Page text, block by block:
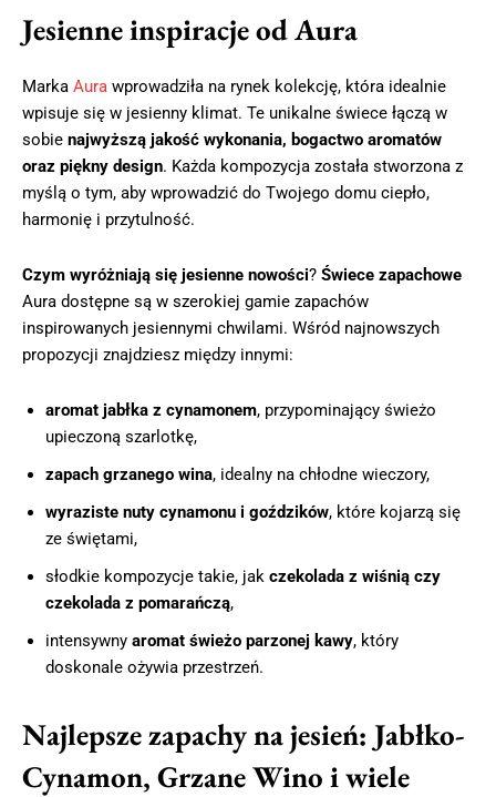
Jesienne inspiracje od Aura
Marka Aura wprowadziła na rynek kolekcję, która idealnie
wpisuje się w jesienny klimat. Te unikalne świece łączą w
sobie najwyższą jakość wykonania, bogactwo aromatów
oraz piękny design. Każda kompozycja została stworzona z
myślą o tym, aby wprowadzić do Twojego domu ciepło,
harmonię i przytulność.
Czym wyróżniają się jesienne nowości? Świece zapachowe
Aura dostępne są w szerokiej gamie zapachów
inspirowanych jesiennymi chwilami. Wśród najnowszych
propozycji znajdziesz między innymi:
aromat jabłka z cynamonem, przypominający świeżo
upieczoną szarlotkę,
zapach grzanego wina, idealny na chłodne wieczory,
wyraziste nuty cynamonu i goździków, które kojarzą się
ze świętami,
słodkie kompozycje takie, jak czekolada z wiśnią czy
czekolada z pomarańczą,
intensywny aromat świeżo parzonej kawy, który
doskonale ożywia przestrzeń.
Najlepsze zapachy na jesień: Jabłko-
Cynamon, Grzane Wino i wiele